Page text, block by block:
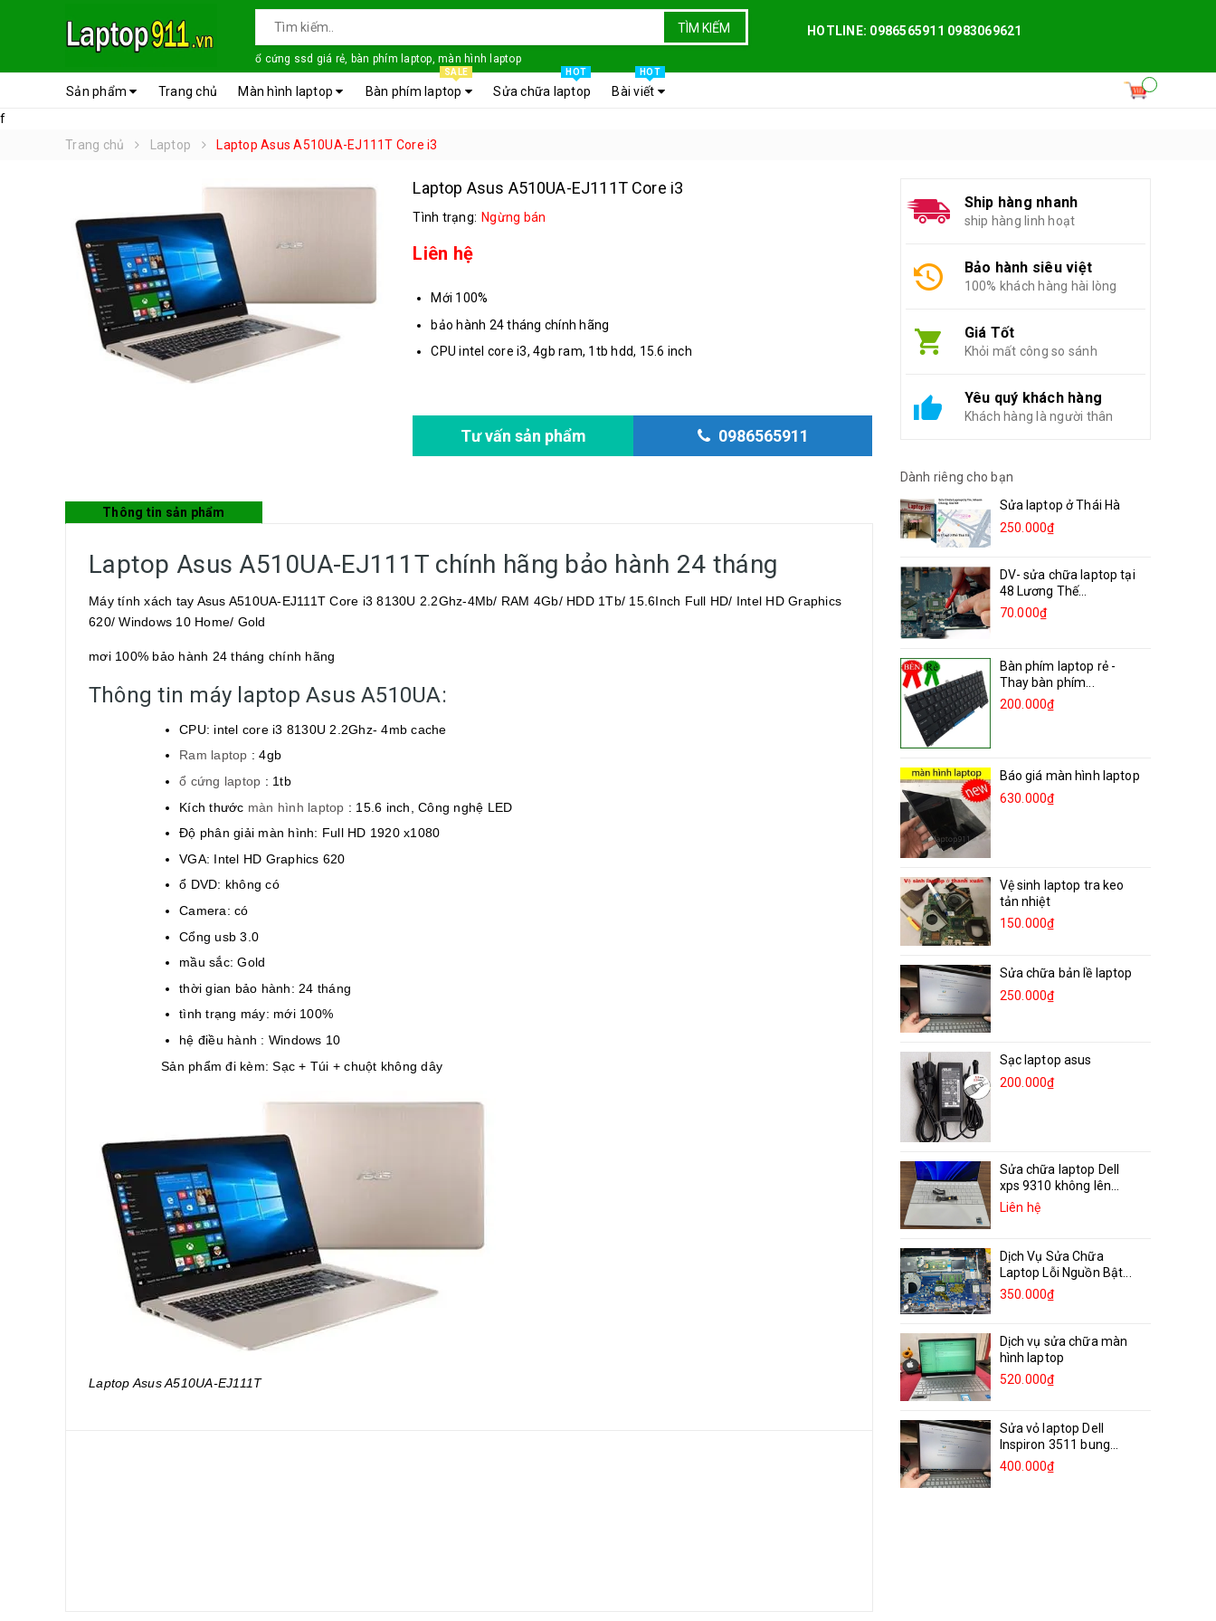
TÌM KIẾM
ổ cứng ssd giá rẻ, bàn phím laptop, màn hình laptop
HOTLINE: 0986565911 0983069621
Sản phẩm Trang chủ Màn hình laptop Bàn phím laptop
SALE
Sửa chữa laptop
HOT
Bài viết
HOT
f
Trang chủ
Laptop Laptop Asus A510UA-EJ111T Core i3
Laptop Asus A510UA-EJ111T Core i3
Tình trạng: Ngừng bán
Liên hệ
Mới 100%
bảo hành 24 tháng chính hãng
CPU intel core i3, 4gb ram, 1tb hdd, 15.6 inch
Tư vấn sản phẩm 0986565911
Thông tin sản phẩm
Laptop Asus A510UA-EJ111T chính hãng bảo hành 24 tháng
Máy tính xách tay Asus A510UA-EJ111T Core i3 8130U 2.2Ghz-4Mb/ RAM 4Gb/ HDD 1Tb/ 15.6Inch Full HD/ Intel HD Graphics
620/ Windows 10 Home/ Gold
mơi 100% bảo hành 24 tháng chính hãng
Thông tin máy laptop Asus A510UA:
CPU: intel core i3 8130U 2.2Ghz- 4mb cache
Ram laptop : 4gb
ổ cứng laptop : 1tb
Kích thước màn hình laptop : 15.6 inch, Công nghệ LED
Độ phân giải màn hình: Full HD 1920 x1080
VGA: Intel HD Graphics 620
ổ DVD: không có
Camera: có
Cổng usb 3.0
mầu sắc: Gold
thời gian bảo hành: 24 tháng
tình trạng máy: mới 100%
hệ điều hành : Windows 10
Sản phẩm đi kèm: Sạc + Túi + chuột không dây
Laptop Asus A510UA-EJ111T
Ship hàng nhanh
ship hàng linh hoạt
Bảo hành siêu việt
100% khách hàng hài lòng
Giá Tốt
Khỏi mất công so sánh
Yêu quý khách hàng
Khách hàng là người thân
Dành riêng cho bạn
Sửa laptop ở Thái Hà
250.000₫
DV- sửa chữa laptop tại
48 Lương Thế...
70.000₫
Bàn phím laptop rẻ -
Thay bàn phím...
200.000₫
Báo giá màn hình laptop
630.000₫
Vệ sinh laptop tra keo
tản nhiệt
150.000₫
Sửa chữa bản lề laptop
250.000₫
Sạc laptop asus
200.000₫
Sửa chữa laptop Dell
xps 9310 không lên...
Liên hệ
Dịch Vụ Sửa Chữa
Laptop Lỗi Nguồn Bật...
350.000₫
Dịch vụ sửa chữa màn
hình laptop
520.000₫
Sửa vỏ laptop Dell
Inspiron 3511 bung
bản...
400.000₫